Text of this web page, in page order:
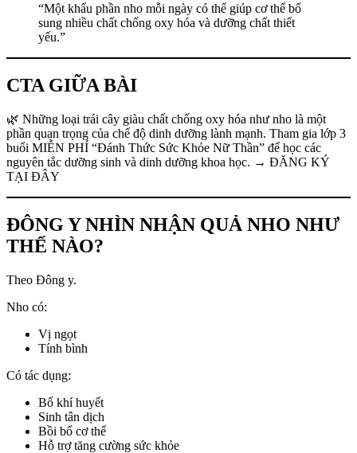
“Một khẩu phần nho mỗi ngày có thể giúp cơ thể bổ
sung nhiều chất chống oxy hóa và dưỡng chất thiết
yếu.”
CTA GIỮA BÀI
🌿 Những loại trái cây giàu chất chống oxy hóa như nho là một
phần quan trọng của chế độ dinh dưỡng lành mạnh. Tham gia lớp 3
buổi MIỄN PHÍ “Đánh Thức Sức Khỏe Nữ Thần” để học các
nguyên tắc dưỡng sinh và dinh dưỡng khoa học. → ĐĂNG KÝ
TẠI ĐÂY
ĐÔNG Y NHÌN NHẬN QUẢ NHO NHƯ
THẾ NÀO?
Theo Đông y.
Nho có:
Vị ngọt
Tính bình
Có tác dụng:
Bổ khí huyết
Sinh tân dịch
Bồi bổ cơ thể
Hỗ trợ tăng cường sức khỏe